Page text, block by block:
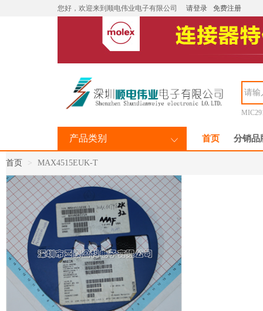
您好，欢迎来到顺电伟业电子有限公司 请登录 免费注册
产品类别 首页 分销品
首页 MAX4515EUK-T